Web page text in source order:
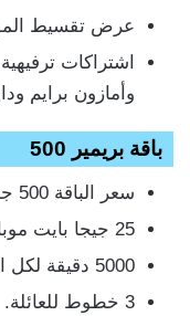
عرض تقسيط
اشتراكات
وأمازون برايم
باقة بريمير 500
سعر الباقة 500 جنية شهرياً.
25 جيجا بايت موبايل إنترنت.
5000 دقيقة لكل الشبكات.
3 خطوط للعائلة.